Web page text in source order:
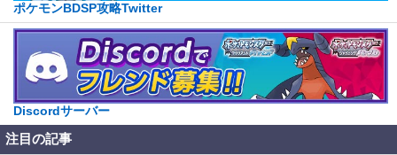
ポケモンBDSP攻略Twitter
Discordサーバー
注目の記事